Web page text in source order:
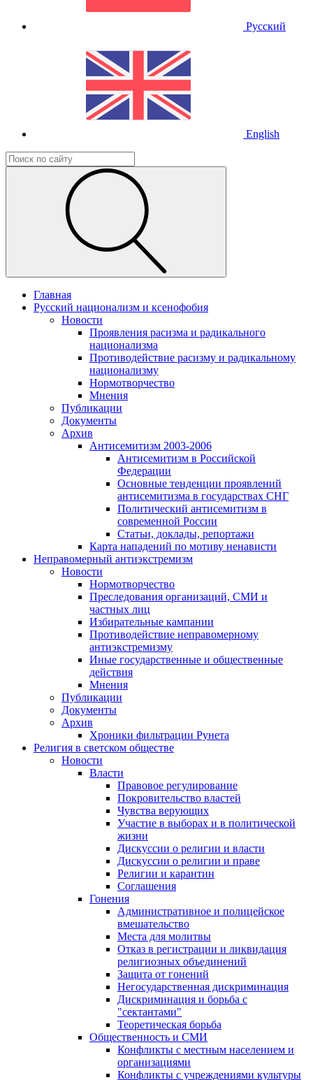
Русский
English
Главная
Русский национализм и ксенофобия
Новости
Проявления расизма и радикального
национализма
Противодействие расизму и радикальному
национализму
Нормотворчество
Мнения
Публикации
Документы
Архив
Антисемитизм 2003-2006
Антисемитизм в Российской
Федерации
Основные тенденции проявлений
антисемитизма в государствах СНГ
Политический антисемитизм в
современной России
Статьи, доклады, репортажи
Карта нападений по мотиву ненависти
Неправомерный антиэкстремизм
Новости
Нормотворчество
Преследования организаций, СМИ и
частных лиц
Избирательные кампании
Противодействие неправомерному
антиэкстремизму
Иные государственные и общественные
действия
Мнения
Публикации
Документы
Архив
Хроники фильтрации Рунета
Религия в светском обществе
Новости
Власти
Правовое регулирование
Покровительство властей
Чувства верующих
Участие в выборах и в политической
жизни
Дискуссии о религии и власти
Дискуссии о религии и праве
Религии и карантин
Соглашения
Гонения
Административное и полицейское
вмешательство
Места для молитвы
Отказ в регистрации и ликвидация
религиозных объединений
Защита от гонений
Негосударственная дискриминация
Дискриминация и борьба с
"сектантами"
Теоретическая борьба
Общественность и СМИ
Конфликты с местным населением и
организациями
Конфликты с учреждениями культуры